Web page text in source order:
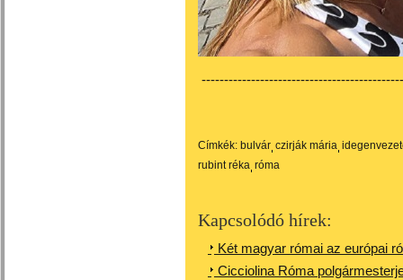
Címkék: bulvár czirják mária
rubint réka róma
Kapcsolódó hírek:
Két magyar római az európai
Cicciolina Róma